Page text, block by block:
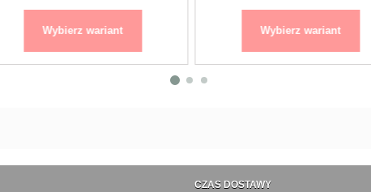
Wybierz wariant Wybierz wariant
CZAS DOSTAWY